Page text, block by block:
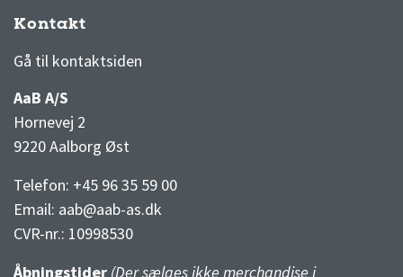
Kontakt
Gå til kontaktsiden
AaB A/S
Hornevej 2
9220 Aalborg Øst
Telefon: +45 96 35 59 00
Email: aab@aab-as.dk
CVR-nr.: 10998530
Åbningstider (Der sælges ikke merchandise i